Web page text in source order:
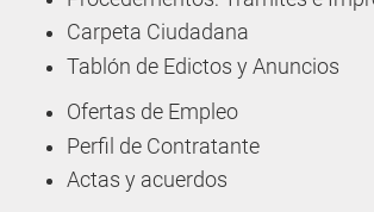
Carpeta Ciudadana
Tablón de Edictos y Anuncios
Ofertas de Empleo
Perfil de Contratante
Actas y acuerdos